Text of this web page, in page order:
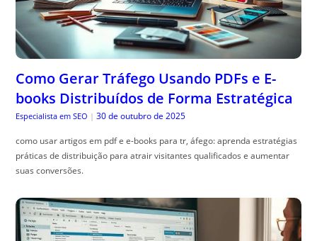
Como Gerar Tráfego Usando PDFs e E-
books Distribuídos de Forma Estratégica
Especialista em SEO | 30 de outubro de 2025
como usar artigos em pdf e e-books para tr, áfego: aprenda estratégias
práticas de distribuição para atrair visitantes qualificados e aumentar
suas conversões.